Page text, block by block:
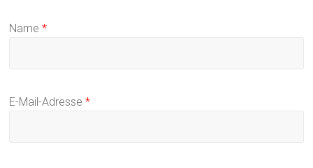
Name*
E-Mail-Adresse*